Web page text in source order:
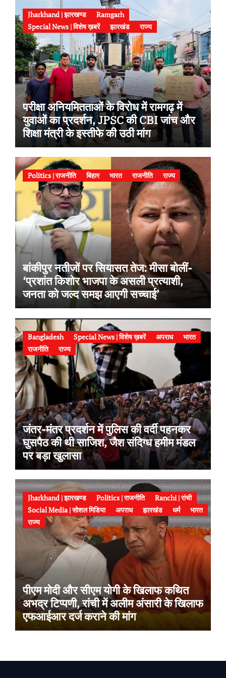
Jharkhand | झारखण्ड
Ramgarh
Special News | विशेष ख़बरें
झारखंड राज्य
परीक्षा अनियमितताओं के विरोध में रामगढ़ में
युवाओं का प्रदर्शन, JPSC की CBI जांच और
शिक्षा मंत्री के इस्तीफे की उठी मांग
Politics | राजनीति बिहार भारत राजनीति राज्य
बांकीपुर नतीजों पर सियासत तेज: मीसा बोलीं-
‘प्रशांत किशोर भाजपा के असली प्रत्याशी,
जनता को जल्द समझ आएगी सच्चाई’
Bangladesh Special News | विशेष ख़बरें अपराध
भारत
राजनीति
राज्य
जंतर-मंतर प्रदर्शन में पुलिस की वर्दी पहनकर
घुसपैठ की थी साजिश, जैश संदिग्ध हमीम मंडल
पर बड़ा खुलासा
Jharkhand | झारखण्ड Politics | राजनीति
Ranchi | रांची
Social Media | सोशल मिडिया
अपराध झारखंड धर्म
भारत
राज्य
पीएम मोदी और सीएम योगी के खिलाफ कथित
अभद्र टिप्पणी, रांची में अलीम अंसारी के खिलाफ
एफआईआर दर्ज कराने की मांग